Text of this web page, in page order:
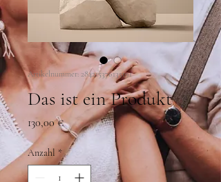
Artikelnummer: 284215376135191
Das ist ein Produkt
130,00 €Preis
Anzahl *